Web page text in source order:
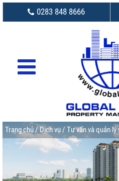
0283 848 8666
Trang chủ/Dịch vụ/ Tư vấn và quản lý